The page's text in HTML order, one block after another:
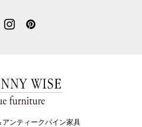
アンティークパイン家具